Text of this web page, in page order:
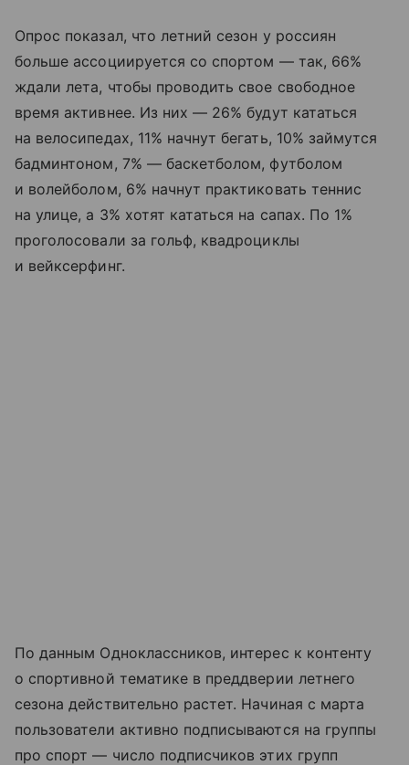
Опрос показал, что летний сезон у россиян
больше ассоциируется со спортом — так, 66%
ждали лета, чтобы проводить свое свободное
время активнее. Из них — 26% будут кататься
на велосипедах, 11% начнут бегать, 10% займутся
бадминтоном, 7% — баскетболом, футболом
и волейболом, 6% начнут практиковать теннис
на улице, а 3% хотят кататься на сапах. По 1%
проголосовали за гольф, квадроциклы
и вейксерфинг.
По данным Одноклассников, интерес к контенту
о спортивной тематике в преддверии летнего
сезона действительно растет. Начиная с марта
пользователи активно подписываются на группы
про спорт — число подписчиков этих групп